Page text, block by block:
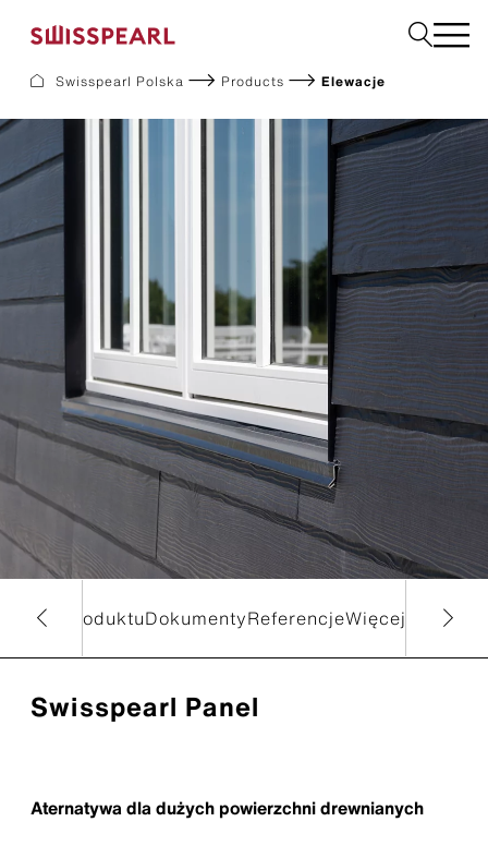
Usługi
Inspiracje
Do pobrania
Zrównoważony rozwój
Elewacje
Płyty użytkowe
Ogród
Swisspearl Polska Products Elewacje
Cechy produktuDokumentyReferencjeWięcej
Swisspearl Panel
Aternatywa dla dużych powierzchni drewnianych